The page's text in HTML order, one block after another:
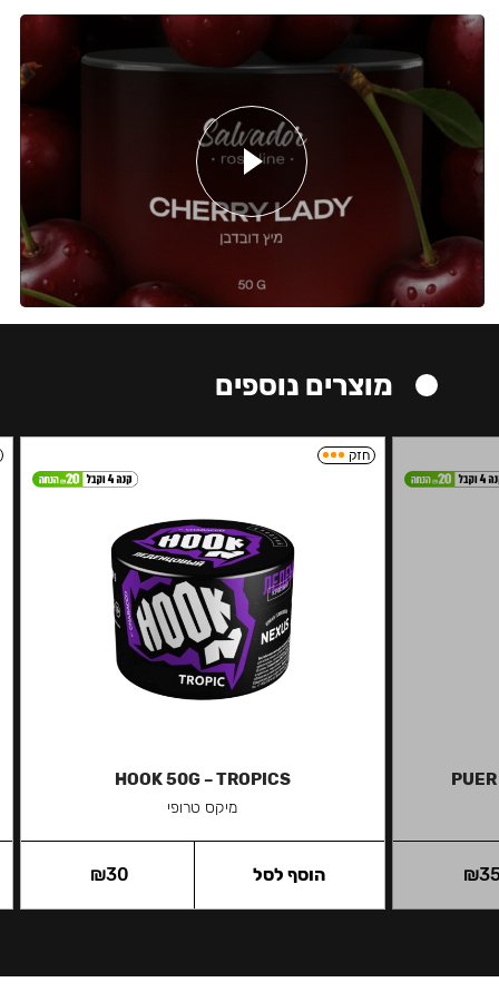
מוצרים נוספים
₪
חזק
HOOK 50G – TROPICS
מיקס טרופי
₪30 הוסף לסל